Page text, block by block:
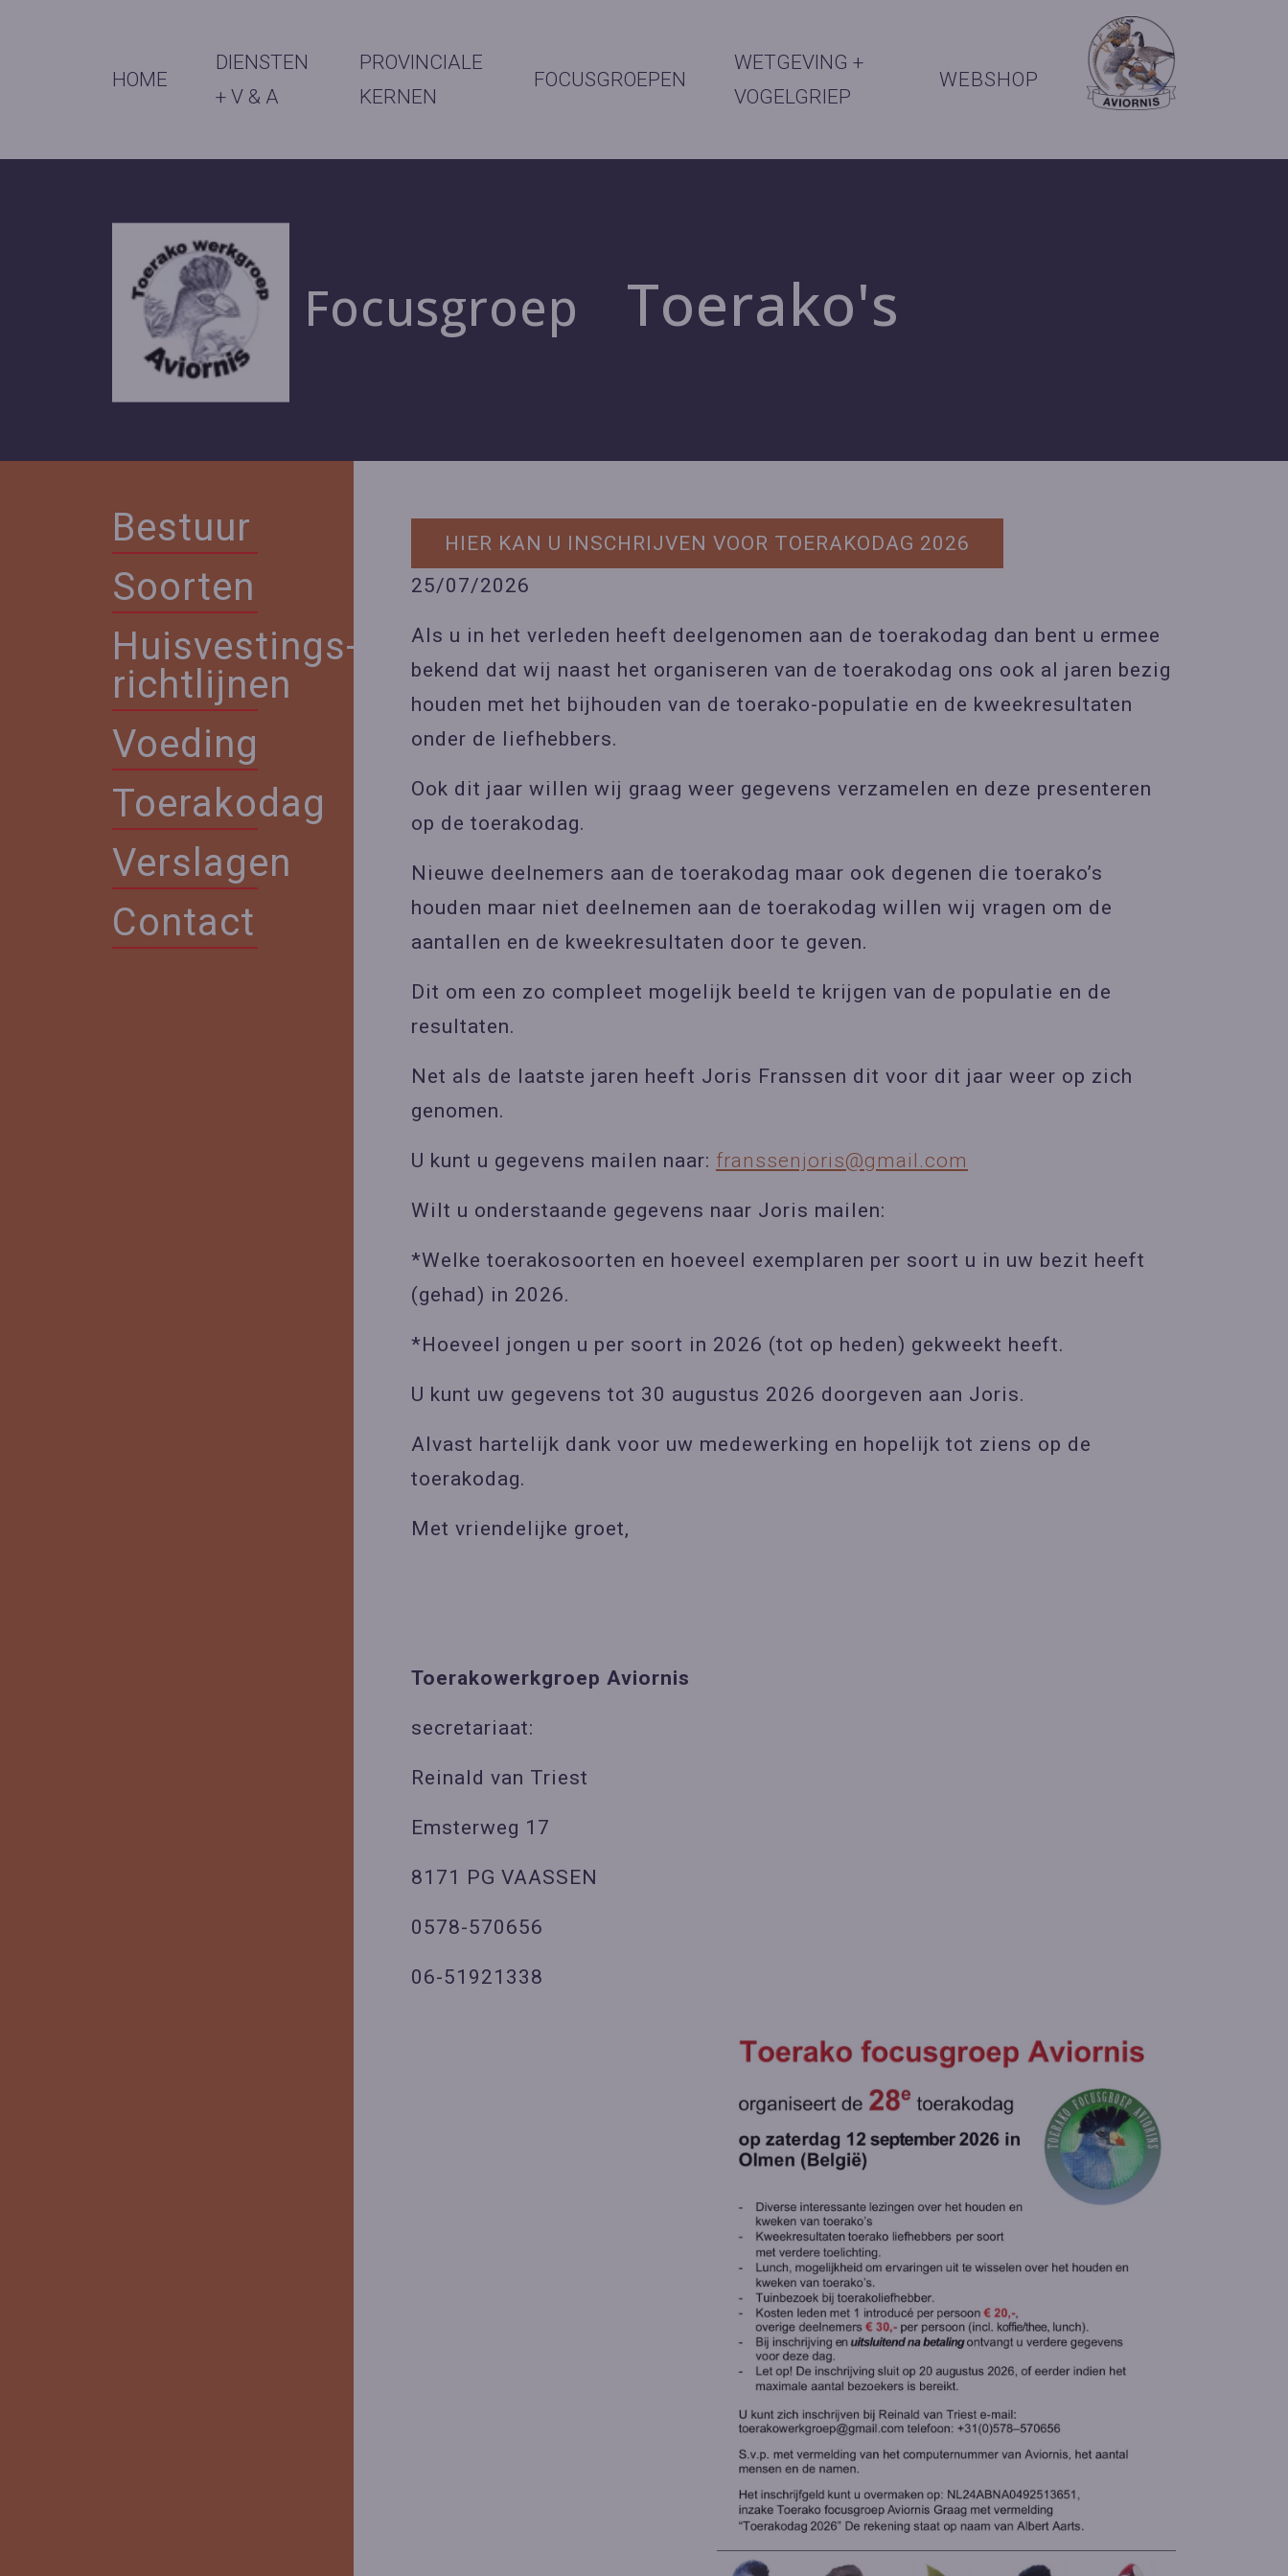
HOME
DIENSTEN
+ V & A
PROVINCIALE
KERNEN
FOCUSGROEPEN
WETGEVING +
VOGELGRIEP
WEBSHOP
Focusgroep Toerako's
Bestuur
Soorten
Huisvestings-
richtlijnen
Voeding
Toerakodag
Verslagen
Contact
HIER KAN U INSCHRIJVEN VOOR TOERAKODAG 2026
25/07/2026
Als u in het verleden heeft deelgenomen aan de toerakodag dan bent u ermee
bekend dat wij naast het organiseren van de toerakodag ons ook al jaren bezig
houden met het bijhouden van de toerako-populatie en de kweekresultaten
onder de liefhebbers.
Ook dit jaar willen wij graag weer gegevens verzamelen en deze presenteren
op de toerakodag.
Nieuwe deelnemers aan de toerakodag maar ook degenen die toerako’s
houden maar niet deelnemen aan de toerakodag willen wij vragen om de
aantallen en de kweekresultaten door te geven.
Dit om een zo compleet mogelijk beeld te krijgen van de populatie en de
resultaten.
Net als de laatste jaren heeft Joris Franssen dit voor dit jaar weer op zich
genomen.
U kunt u gegevens mailen naar: franssenjoris@gmail.com
Wilt u onderstaande gegevens naar Joris mailen:
*Welke toerakosoorten en hoeveel exemplaren per soort u in uw bezit heeft
(gehad) in 2026.
*Hoeveel jongen u per soort in 2026 (tot op heden) gekweekt heeft.
U kunt uw gegevens tot 30 augustus 2026 doorgeven aan Joris.
Alvast hartelijk dank voor uw medewerking en hopelijk tot ziens op de
toerakodag.
Met vriendelijke groet,
Toerakowerkgroep Aviornis
secretariaat:
Reinald van Triest
Emsterweg 17
8171 PG VAASSEN
0578-570656
06-51921338